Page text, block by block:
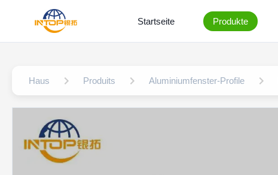
Startseite Produkte
Haus Produits Aluminiumfenster-Profile